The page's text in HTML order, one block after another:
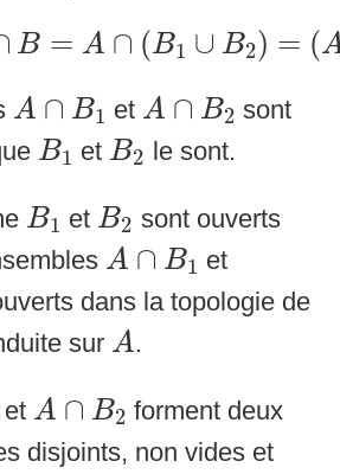
B = A ∩ (B1 ∪ B2) = (
A∩ =A∩ (B1 ∪ B2) = ∩
A ∩ B1
A ∩B 1 et A ∩ B2
A ∩B 2
sont
B1
B1 et B2
B2 le sont.
B1
B1 et B2
B2
sont ouverts
A ∩ B1
A ∩B 1
et
dans la topologie de
sur A
A .
et A ∩ B2
A ∩B 2
forment deux
disjoints, non vides et